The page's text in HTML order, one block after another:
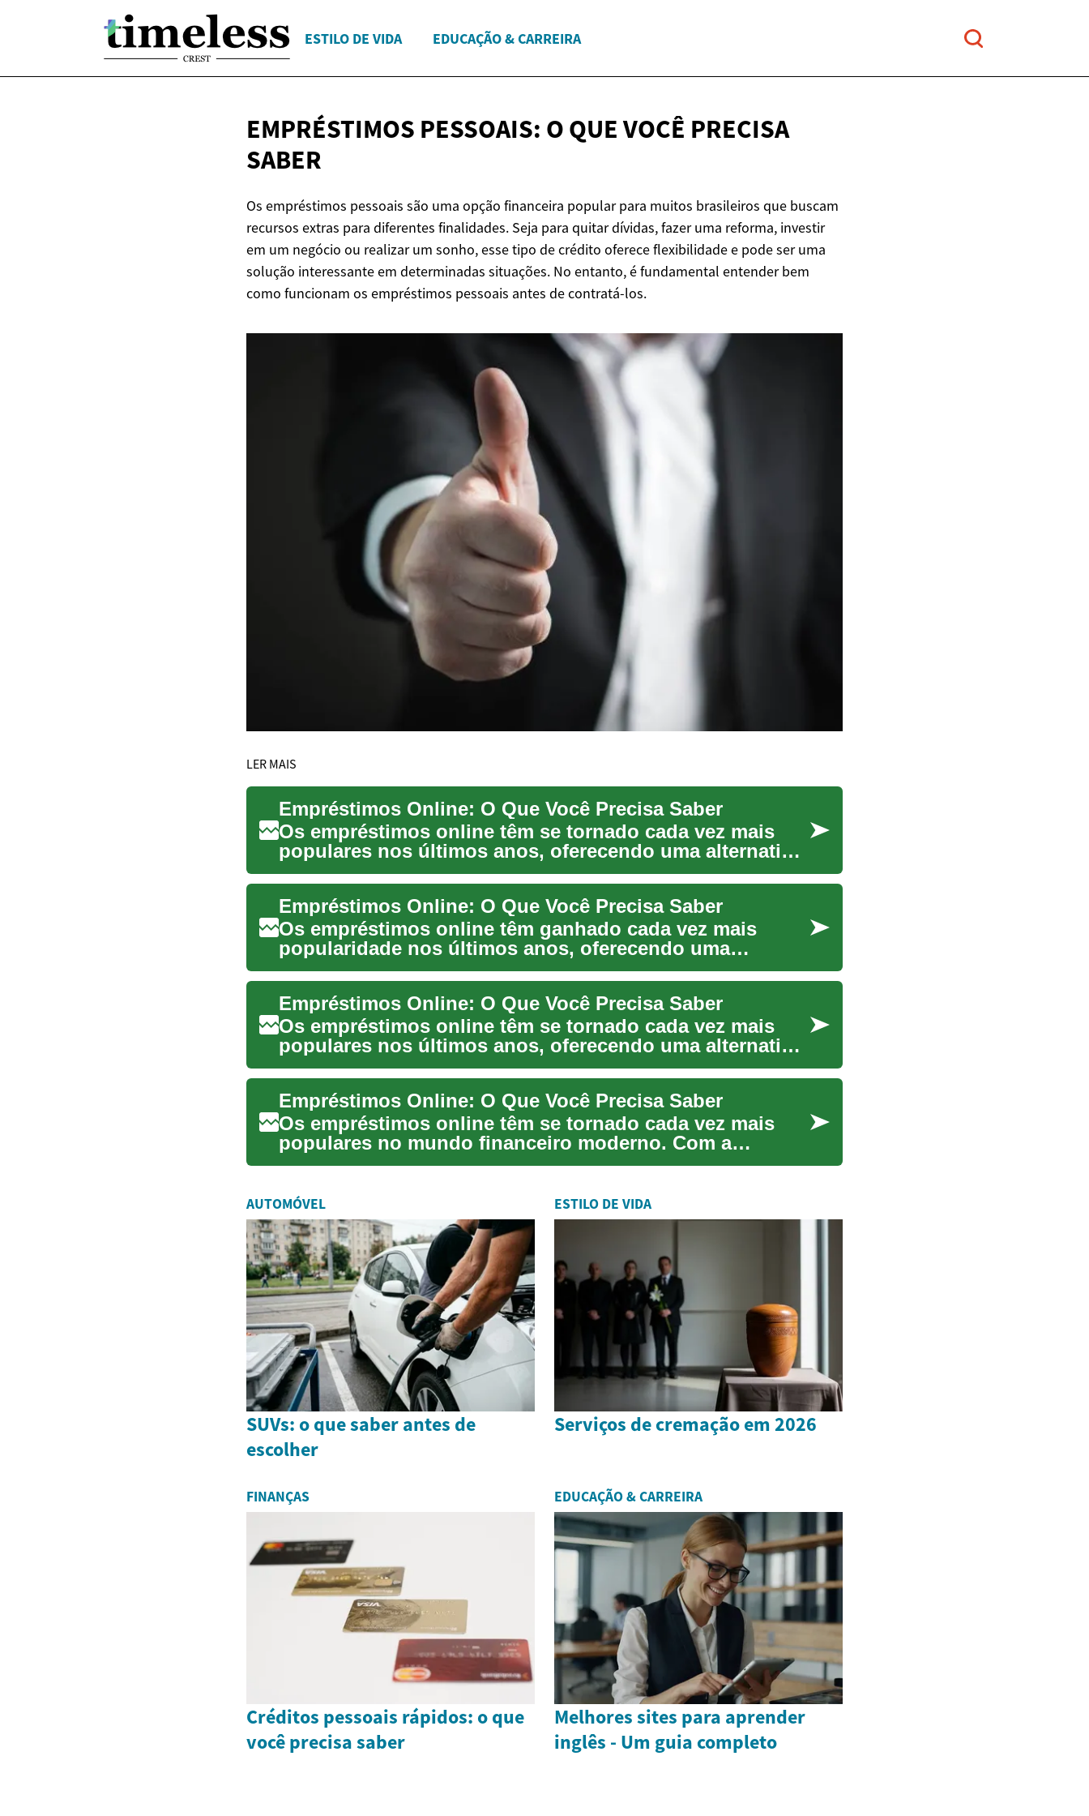
ESTILO DE VIDA EDUCAÇÃO & CARREIRA
EMPRÉSTIMOS PESSOAIS: O QUE VOCÊ PRECISA
SABER
Os empréstimos pessoais são uma opção financeira popular para muitos brasileiros que buscam
recursos extras para diferentes finalidades. Seja para quitar dívidas, fazer uma reforma, investir
em um negócio ou realizar um sonho, esse tipo de crédito oferece flexibilidade e pode ser uma
solução interessante em determinadas situações. No entanto, é fundamental entender bem
como funcionam os empréstimos pessoais antes de contratá-los.
LER MAIS
Empréstimos Online: O Que Você Precisa Saber
Os empréstimos online têm se tornado cada vez mais
populares nos últimos anos, oferecendo uma alternativa
conveniente...
Empréstimos Online: O Que Você Precisa Saber
Os empréstimos online têm ganhado cada vez mais
popularidade nos últimos anos, oferecendo uma
alternativa conveniente...
Empréstimos Online: O Que Você Precisa Saber
Os empréstimos online têm se tornado cada vez mais
populares nos últimos anos, oferecendo uma alternativa
conveniente...
Empréstimos Online: O Que Você Precisa Saber
Os empréstimos online têm se tornado cada vez mais
populares no mundo financeiro moderno. Com a
conveniência de solic...
AUTOMÓVEL
SUVs: o que saber antes de
escolher
ESTILO DE VIDA
Serviços de cremação em 2026
FINANÇAS
Créditos pessoais rápidos: o que
você precisa saber
EDUCAÇÃO & CARREIRA
Melhores sites para aprender
inglês - Um guia completo